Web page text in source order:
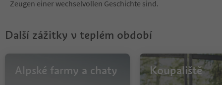
Zeugen einer wechselvollen Geschichte sind.
Další zážitky v teplém období
Alpské farmy a chaty Koupaliště